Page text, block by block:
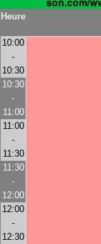
Heure
10:00
-
10:30
10:30
-
11:00
11:00
-
11:30
11:30
-
12:00
12:00
-
12:30